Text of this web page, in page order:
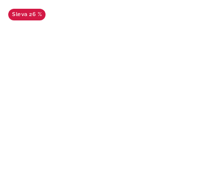
26 %